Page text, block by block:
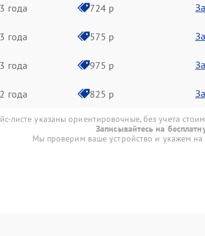
3 года 724 р
3 года 575 р
3 года 975 р
2 года 825 р
листе указаны ориентировочные, без учета
Записывайтесь на
Мы проверим ваше устройство и укажем на